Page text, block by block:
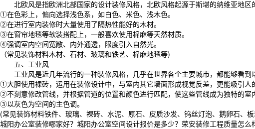
北欧风是指欧洲北部国家的设计装修风格，北欧风格起源于斯堪的纳维亚地区
①在色彩上，偏向选择浅色系，如白色、米色、浅木色。
②在进行室内装修时大量使用了隔热性能好的木材。
③在窗帘地毯等软装搭配上，一般喜欢使用棉麻等天然材质。
④强调室内空间宽敞、内外通透，限度引入自然光。
（常见装饰材料木材、石材、玻璃和铁艺、棉麻地毯等)
五、工业风
工业风是近几年流行的一种装修风格，几乎在世界各个主要城市，都能够看到
①大胆使用裸砖，运用在装修设计中，与室内其它墙面形成视觉反差，更能吸引人
②不刻意修改管线，并根据管道的位置和颜色进行匹配，使这些管线成为独特的室
③以灰色为空间的主色调。
(常见装饰材料铁件、玻璃、裸砖、水泥、原石、皮质沙发、钨丝灯泡、鹅卵石、
城阳办公室装修哪家好？城阳办公室空间设计报价是多少？荣安装修工程质量怎